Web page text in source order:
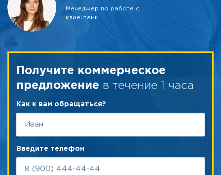
Менеджер по работе с
клиентами
Получите коммерческое
предложение в течение 1 часа
Как к вам обращаться?
Введите телефон